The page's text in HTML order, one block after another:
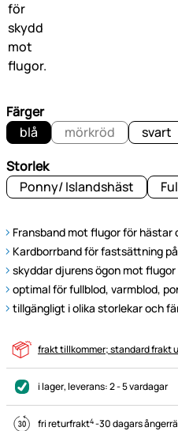
Färger
blå
mörkröd
svart
Storlek
Ponny/ Islandshäst
Fransband mot flugor för hästar
Kardborrband för fastsättning
skyddar djurens ögon mot
optimal för fullblod, varmblod,
tillgängligt i olika storlekar och
frakt tillkommer; standard frakt
i lager, leverans:2 - 5 vardagar
fri returfrakt4-30 dagars